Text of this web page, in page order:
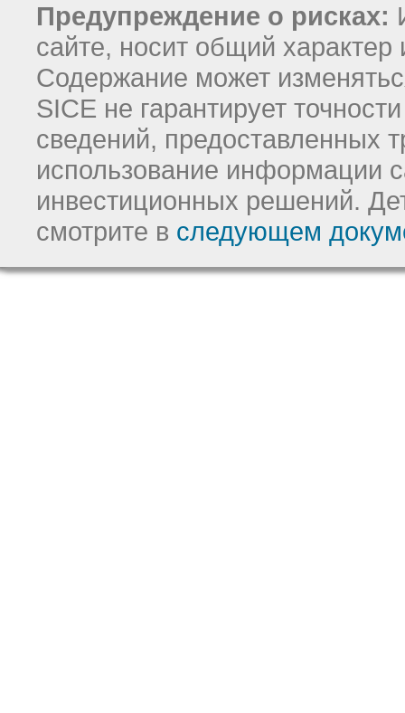
Предупреждение о рисках:
сайте, носит общий
Содержание может
SICE не гарантирует
сведений, предоставленных
использование информации
инвестиционных решений.
смотрите в следующем